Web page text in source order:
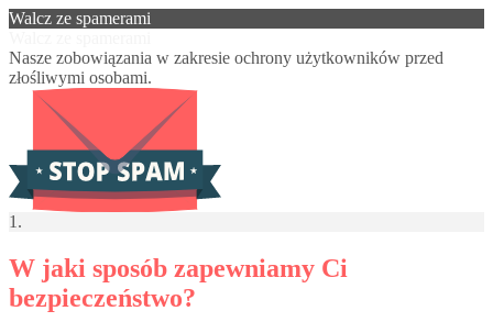
Walcz ze spamerami
Nasze zobowiązania w zakresie ochrony użytkowników przed
złośliwymi osobami.
1.
W jaki sposób zapewniamy Ci
bezpieczeństwo?